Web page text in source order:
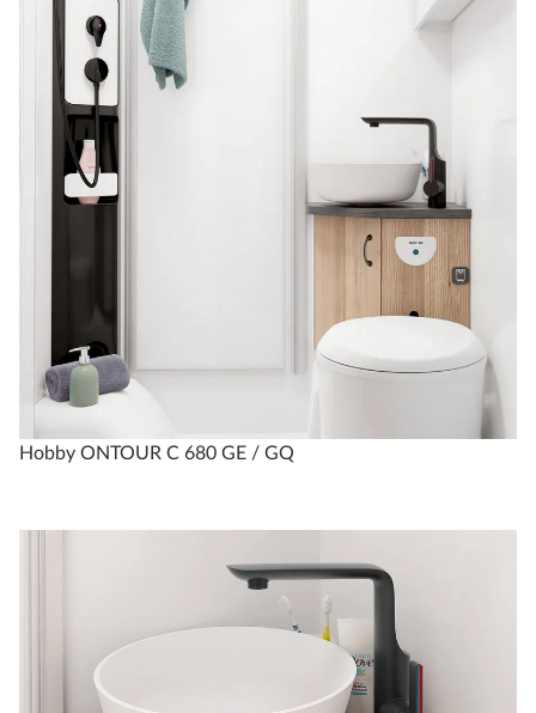
Hobby ONTOUR C 680 GE / GQ